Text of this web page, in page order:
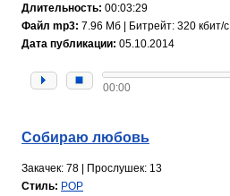
Длительность: 00:03:29
Файл mp3: 7.96 Мб | Битрейт: 320 кбит/с
Дата публикации: 05.10.2014
00:00
Собираю любовь
Закачек: 78 | Прослушек: 13
Стиль: POP